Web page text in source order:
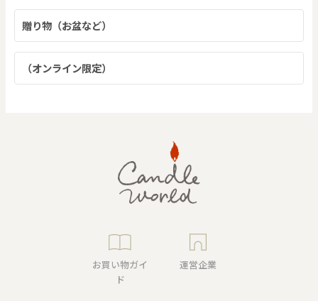
贈り物（お盆など）
（オンライン限定）
お買い物ガイ
ド
運営企業